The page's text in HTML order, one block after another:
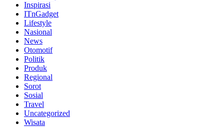
Inspirasi
ITnGadget
Lifestyle
Nasional
News
Otomotif
Politik
Produk
Regional
Sorot
Sosial
Travel
Uncategorized
Wisata